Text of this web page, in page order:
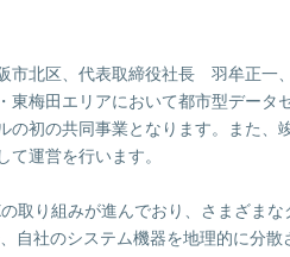
市北区、代表取締役社長 羽牟正
東梅田エリアにおいて都市型デー
の初の共同事業となります。また
運営を行います。
取り組みが進んでおり、さまざま
自社のシステム機器を地理的に分